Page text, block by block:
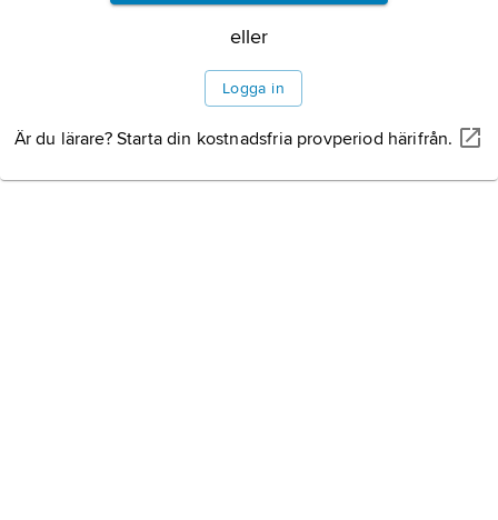
eller
Logga in
Är du lärare? Starta din kostnadsfria provperiod härifrån.